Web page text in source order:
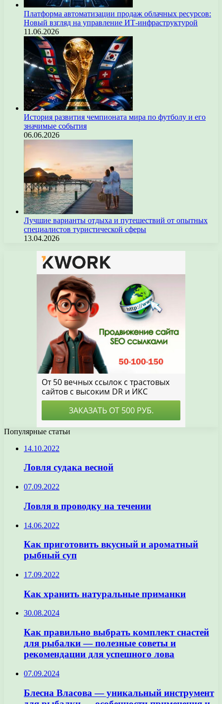
Платформа автоматизации продаж облачных ресурсов:
Новый взгляд на управление ИТ-инфраструктурой
11.06.2026
История развития чемпионата мира по футболу и его
значимые события
06.06.2026
Лучшие варианты отдыха и путешествий от опытных
специалистов туристической сферы
13.04.2026
Популярные статьи
14.10.2022
Ловля судака весной
07.09.2022
Ловля в проводку на течении
14.06.2022
Как приготовить вкусный и ароматный
рыбный суп
17.09.2022
Как хранить натуральные приманки
30.08.2024
Как правильно выбрать комплект снастей
для рыбалки — полезные советы и
рекомендации для успешного лова
07.09.2024
Блесна Власова — уникальный инструмент